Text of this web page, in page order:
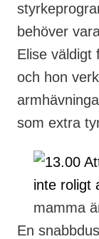
behöver
Elise väldigt
och hon
som extra
mamma
En